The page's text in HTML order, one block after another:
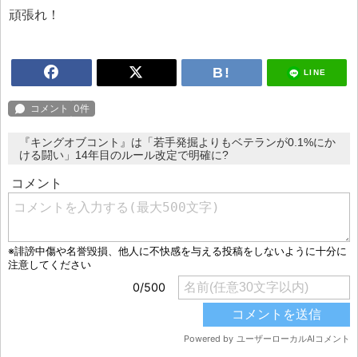
頑張れ！
LINE
『キングオブコント』は「若手発掘よりもベテランが0.1%にか
ける闘い」14年目のルール改定で明確に?